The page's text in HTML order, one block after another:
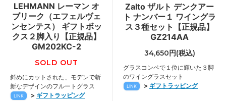
LEHMANN レーマン オ
ブリーク（エフェルヴェ
ンセンテス） ギフトボッ
クス２脚入り【正規品】
GM202KC-2
SOLD OUT
斜めにカットされた、モデンで斬
新なデザインのフルートグラス
LINK > ギフトラッピング
Zalto ザルト デンクアー
ト ナンバー１ ワイングラ
ス３種セット【正規品】
GZ214AA
34,650円(税込)
グラスコンペで１位に輝いた３脚
のワイングラスセット
LINK > ギフトラッピング